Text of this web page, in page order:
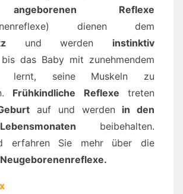
angeborenen Reflexe
dienen dem
und werden instinktiv
das Baby mit zunehmendem
lernt, seine Muskeln zu
Frühkindliche Reflexe treten
auf und werden in den
beibehalten.
erfahren Sie mehr über die
Neugeborenenreflexe.